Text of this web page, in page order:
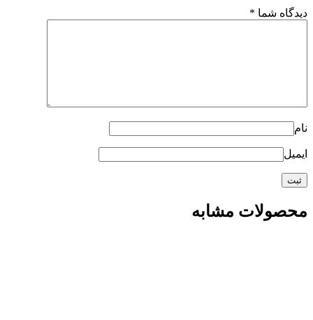
دیدگاه شما *
نام
ایمیل
محصولات مشابه